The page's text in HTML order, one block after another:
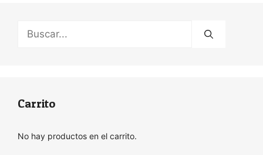
Buscar:
Carrito
No hay productos en el carrito.